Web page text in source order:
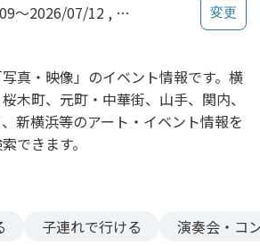
～2026/07/12 写真・映像
真・映像」のイベント情報です。横
木町、元町・中華街、山手、関内、
新横浜等のアート・イベント情報を
できます。
子連れで行ける 演奏会・コ